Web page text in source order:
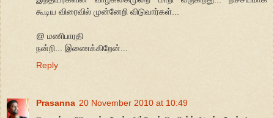
கூடிய விரைவில் முன்னேறி விடுவார்கள்...
@ மணிபாரதி
நன்றி... இணைக்கிறேன்...
Reply
Prasanna 20 November 2010 at 10:49